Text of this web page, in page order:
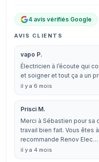
4 avis vérifiés Google
AVIS CLIENTS
vapo P.
Électricien à l’écoute qui
et soigner et tout ça a un
il y a 6 mois
Prisci M.
Merci à Sébastien pour sa
travail bien fait. Vous êtes
recommande Renov Elec…
il y a 4 mois